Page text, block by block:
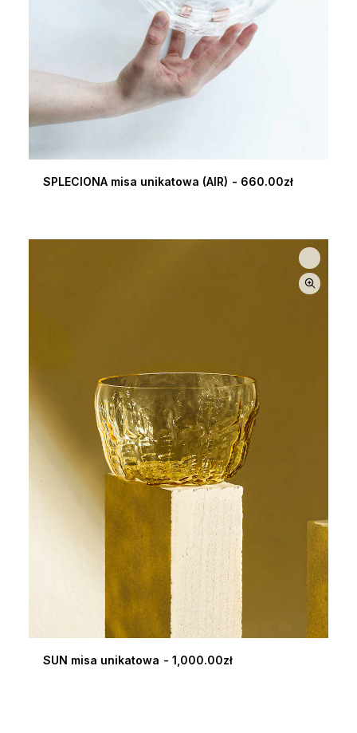
SPLECIONA misa unikatowa (AIR) 660.00zł
DODAJ DO KOSZYKA
SUN misa unikatowa 1,000.00zł